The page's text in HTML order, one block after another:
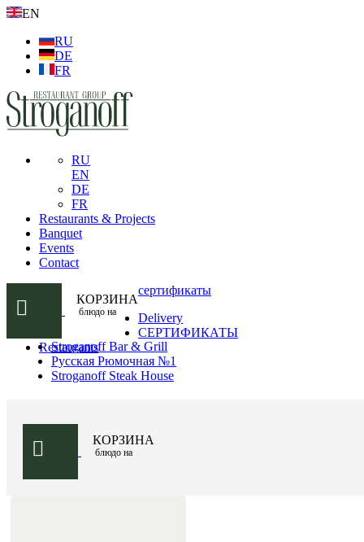
EN
RU
DE
FR
RU
EN
DE
FR
Restaurants & Projects
Banquet
Events
Contact
КОРЗИНА
блюдо на
сертификаты
Delivery
СЕРТИФИКАТЫ
Restaurants
Stroganoff Bar & Grill
Русская Рюмочная №1
Stroganoff Steak House
КОРЗИНА
блюдо на